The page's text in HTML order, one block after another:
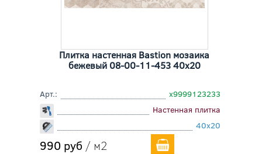
Плитка настенная Bastion мозаика
бежевый 08-00-11-453 40x20
Арт.:
х9999123233
Настенная плитка
40x20
990 руб / м2